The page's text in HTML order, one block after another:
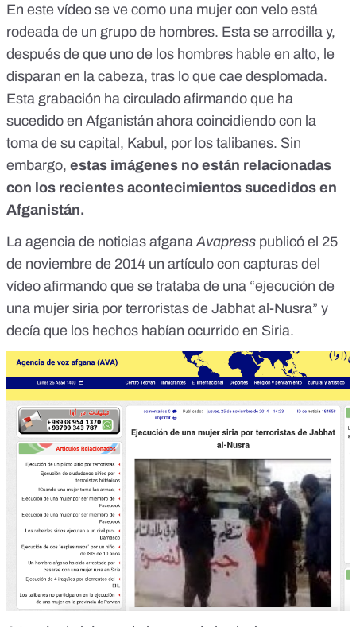
En este vídeo se ve como una mujer con velo está
rodeada de un grupo de hombres. Esta se arrodilla y,
después de que uno de los hombres hable en alto, le
disparan en la cabeza, tras lo que cae desplomada.
Esta grabación ha circulado afirmando que ha
sucedido en Afganistán ahora coincidiendo con la
toma de su capital, Kabul, por los talibanes. Sin
embargo, estas imágenes no están relacionadas
con los recientes acontecimientos sucedidos en
Afganistán.
La agencia de noticias afgana Avapress publicó el 25
de noviembre de 2014 un artículo con capturas del
vídeo afirmando que se trataba de una “ejecución de
una mujer siria por terroristas de Jabhat al-Nusra” y
decía que los hechos habían ocurrido en Siria.